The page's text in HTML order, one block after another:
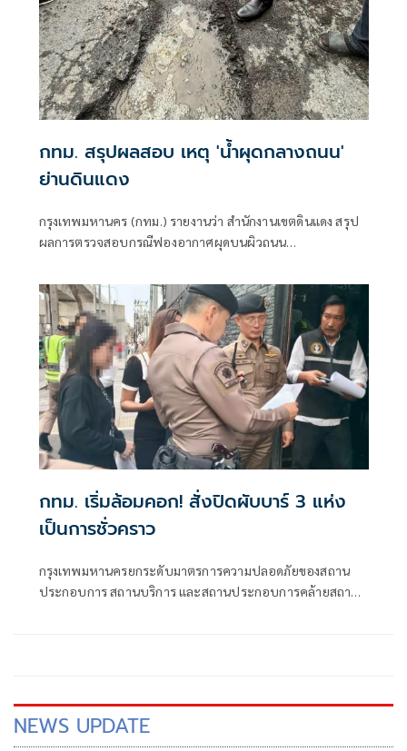
กทม. สรุปผลสอบ เหตุ 'น้ำผุดกลางถนน'
ย่านดินแดง
กรุงเทพมหานคร (กทม.) รายงานว่า สำนักงานเขตดินแดง สรุป
ผลการตรวจสอบกรณีฟองอากาศผุดบนผิวถนน
กทม. เริ่มล้อมคอก! สั่งปิดผับบาร์ 3 แห่ง
เป็นการชั่วคราว
กรุงเทพมหานครยกระดับมาตรการความปลอดภัยของสถาน
ประกอบการ สถานบริการ และสถานประกอบการคล้ายสถาน
NEWS UPDATE